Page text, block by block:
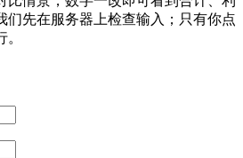
们先在服务器上检查输入；只有你点